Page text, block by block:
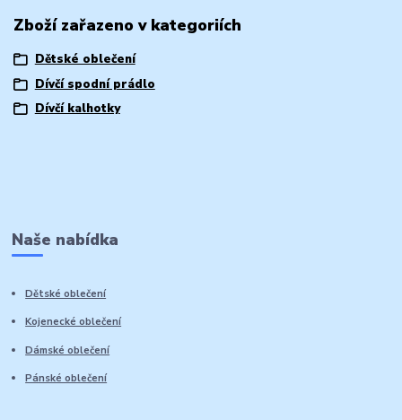
Zboží zařazeno v kategoriích
Dětské oblečení
Dívčí spodní prádlo
Dívčí kalhotky
Naše nabídka
Dětské oblečení
Kojenecké oblečení
Dámské oblečení
Pánské oblečení